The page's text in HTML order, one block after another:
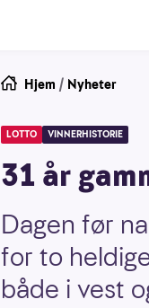
Hjem / Nyheter
LOTTO VINNERHISTORIE
31 år
Dagen før
for to
både i vest